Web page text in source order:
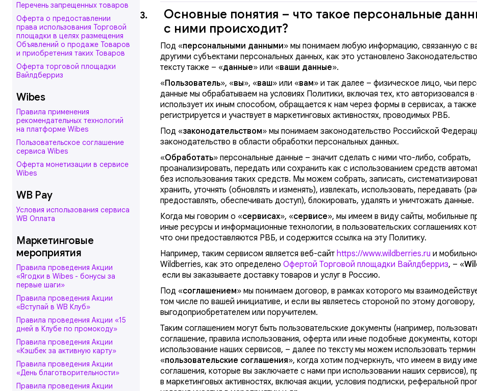
Перечень запрещенных товаров
Оферта о предоставлении
права использования Торговой
площадки в целях размещения
Объявлений о продаже Товаров
и приобретения таких Товаров
Оферта торговой площадки
Вайлдберриз
Wibes
Правила применения
рекомендательных технологий
на платформе Wibes
Пользовательское соглашение
сервиса Wibes
Оферта монетизации в сервисе
Wibes
WB Pay
Условия использования сервиса
WB Оплата
Маркетинговые
мероприятия
Правила проведения Акции
«Ягодки в Wibes - бонусы за
первые шаги»
Правила проведения Акции
«Вступай в WB Клуб»
Правила проведения Акции «15
дней в Клубе по промокоду»
Правила проведения Акции
«Кэшбек за активную карту»
Правила проведения Акции
«День благотворительности»
Правила проведения Акции
3.
Основные понятия – что такое персональные
с ними происходит?
Под «персональными данными» мы понимаем любую информацию, связанную с
другими субъектами персональных данных, как это установлено
тексту также – «данные» или «ваши данные».
«Пользователь», «вы», «ваш» или «вам» и так далее – физическое лицо, чьи
данные мы обрабатываем на условиях Политики, включая тех, кто авторизовался в
использует их иным способом, обращается к нам через формы в сервисах, а также
регистрируется и участвует в маркетинговых активностях, проводимых РВБ.
Под «законодательством» мы понимаем законодательство Российской
законодательство в области обработки персональных данных.
«Обработать» персональные данные – значит сделать с ними что-либо, собрать,
проанализировать, передать или сохранить как с использованием средств
без использования таких средств. Мы можем собрать, записать,
хранить, уточнять (обновлять и изменять), извлекать, использовать, передавать
предоставлять, обеспечивать доступ), блокировать, удалять и уничтожать данные.
Когда мы говорим о «сервисах», «сервисе», мы имеем в виду сайты, мобильные
иные ресурсы и информационные технологии, в пользовательских соглашениях
что они предоставляются РВБ, и содержится ссылка на эту Политику.
Например, таким сервисом является веб-сайт https://www.wildberries.ru и
Wildberries, как это определено Офертой Торговой площадки Вайлдберриз, – «
если вы заказываете доставку товаров и услуг в Россию.
Под «соглашением» мы понимаем договор, в рамках которого мы
том числе по вашей инициативе, и если вы являетесь стороной по этому договору,
выгодоприобретателем или поручителем.
Таким соглашением могут быть пользовательские документы (например,
соглашение, правила использования, оферта или иные подобные документы,
использование наших сервисов, – далее по тексту мы можем использовать термин
«пользовательские соглашения», когда хотим подчеркнуть, что имеем в виду
соглашения, которые вы заключаете с нами при использовании наших сервисов),
в маркетинговых активностях, включая акции, условия подписки, реферальной